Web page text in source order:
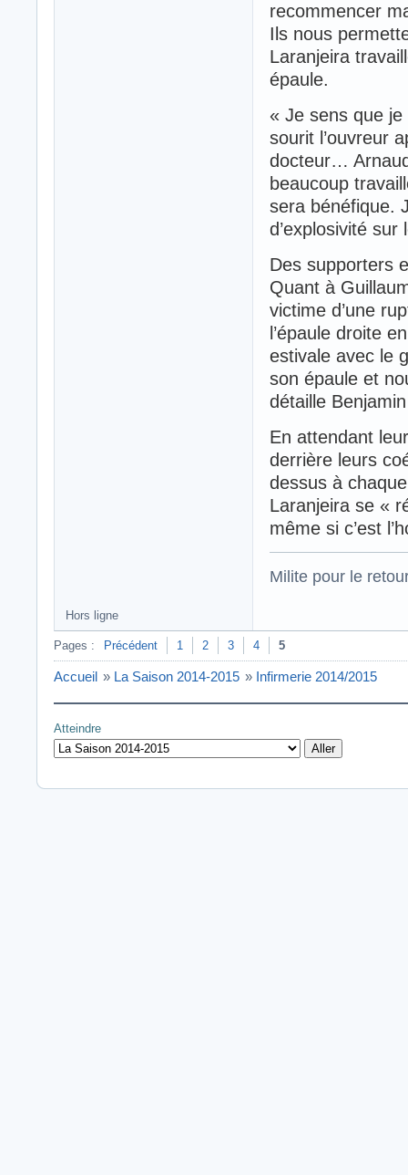
recommencer
Ils nous
Laranjeira
épaule.
« Je sens que
sourit l’ouvreur
docteur…
beaucoup
sera bénéfique.
d’explosivité sur
Des supporters
Quant à
victime d’une
l’épaule droite
estivale avec le
son épaule et
détaille
En attendant
derrière leurs
dessus à
Laranjeira se «
même si c’est
Milite pour le
Hors ligne
Pages : Précédent 1 2 3 4 5
Accueil » La Saison 2014-2015 » Infirmerie 2014/2015
Atteindre